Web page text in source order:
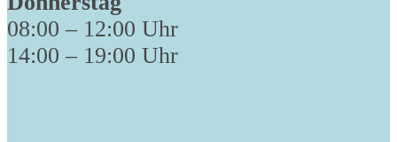
08:00 – 12:00 Uhr
14:00 – 19:00 Uhr